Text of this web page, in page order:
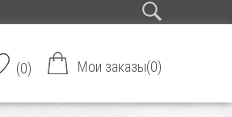
(0) Мои заказы(0)